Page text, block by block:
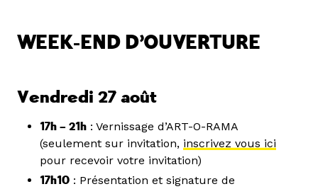
WEEK-END D’OUVERTURE
Vendredi 27 août
17h – 21h : Vernissage d’ART-O-RAMA
(seulement sur invitation, inscrivez vous ici
pour recevoir votre invitation)
17h10 : Présentation et signature de